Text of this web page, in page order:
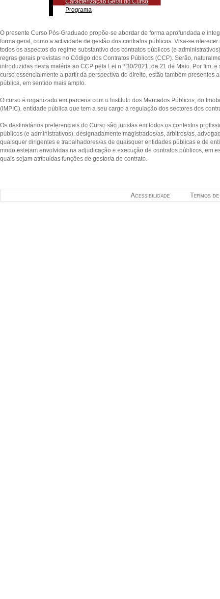
Programa
O presente Curso Pós-Graduado propõe-se abordar de forma aprofundada e
forma geral, como a actividade de gestão dos contratos públicos. Visa-se
todos os aspectos do regime substantivo dos contratos públicos (e
regras gerais previstas no Código dos Contratos Públicos (CCP). Serão,
introduzidas nesta matéria ao CCP pela Lei n.º 30/2021, de 21 de Maio. Por fim,
curso essencialmente a partir da perspectiva do direito, estão também presentes
pública, em sentido mais amplo.
O curso é organizado em parceria com o Instituto dos Mercados Públicos, do
(IMPIC), entidade pública que tem a seu cargo a regulação dos sectores dos
Os destinatários preferenciais do Curso são juristas em todos os contextos
públicos (e administrativos), designadamente magistrados/as, árbitros/as,
quaisquer dirigentes e trabalhadores/as de quaisquer entidades públicas e de
modo estejam envolvidas na adjudicação e execução de contratos públicos, em
quais sejam atribuídas funções de gestor/a de contrato.
Termos
Acessibilidade